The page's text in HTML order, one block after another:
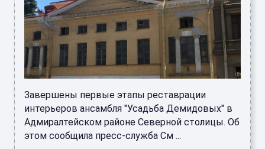
Завершены первые этапы реставрации
интерьеров ансамбля "Усадьба Демидовых" в
Адмиралтейском районе Северной столицы. Об
этом сообщила пресс-служба См ...